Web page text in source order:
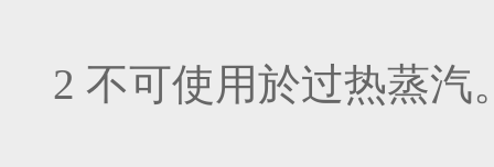
2 不可使用於过热蒸汽